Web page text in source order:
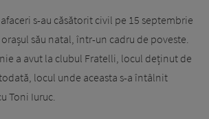
s-au căsătorit civil pe 15 septembrie
său natal, într-un cadru de poveste.
a avut la clubul Fratelli, locul deținut de
locul unde aceasta s-a întâlnit
Toni Iuruc.